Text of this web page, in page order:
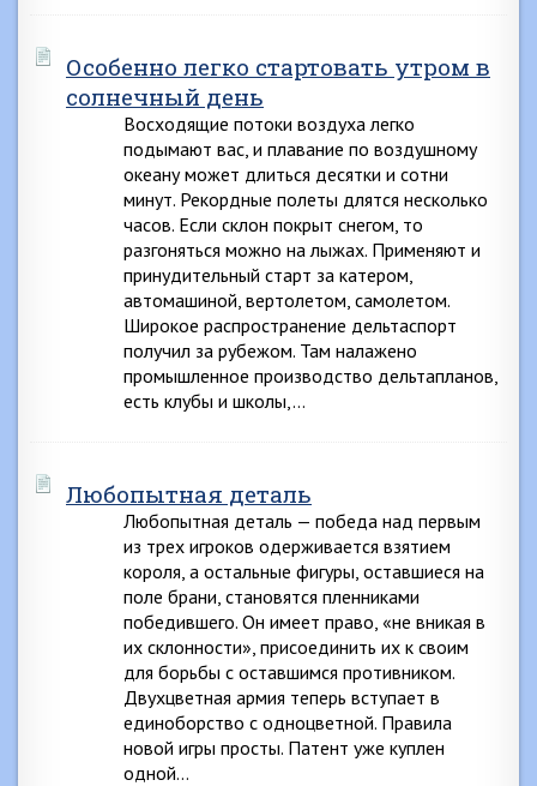
Особенно легко стартовать утром в
солнечный день
Восходящие потоки воздуха легко
подымают вас, и плавание по воздушному
океану может длиться десятки и сотни
минут. Рекордные полеты длятся несколько
часов. Если склон покрыт снегом, то
разгоняться можно на лыжах. Применяют и
принудительный старт за катером,
автомашиной, вертолетом, самолетом.
Широкое распространение дельтаспорт
получил за рубежом. Там налажено
промышленное производство дельтапланов,
есть клубы и школы,…
Любопытная деталь
Любопытная деталь — победа над первым
из трех игроков одерживается взятием
короля, а остальные фигуры, оставшиеся на
поле брани, становятся пленниками
победившего. Он имеет право, «не вникая в
их склонности», присоединить их к своим
для борьбы с оставшимся противником.
Двухцветная армия теперь вступает в
единоборство с одноцветной. Правила
новой игры просты. Патент уже куплен
одной…